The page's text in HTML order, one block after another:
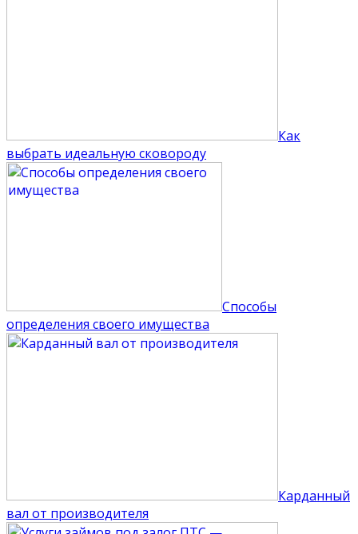
Как
выбрать идеальную сковороду
Способы
определения своего имущества
Карданный
вал от производителя